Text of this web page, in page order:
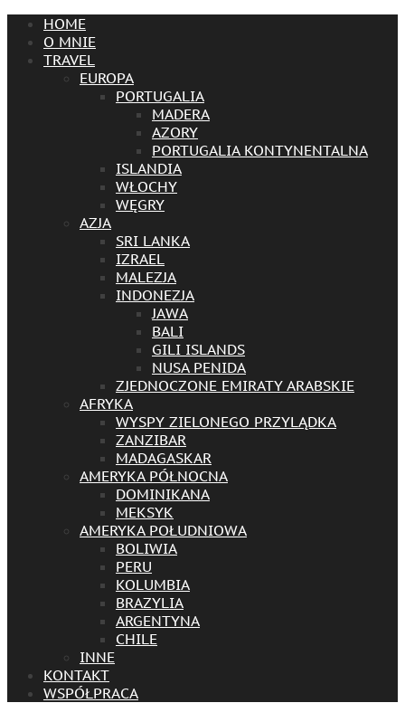
HOME
O MNIE
TRAVEL
EUROPA
PORTUGALIA
MADERA
AZORY
PORTUGALIA KONTYNENTALNA
ISLANDIA
WŁOCHY
WĘGRY
AZJA
SRI LANKA
IZRAEL
MALEZJA
INDONEZJA
JAWA
BALI
GILI ISLANDS
NUSA PENIDA
ZJEDNOCZONE EMIRATY ARABSKIE
AFRYKA
WYSPY ZIELONEGO PRZYLĄDKA
ZANZIBAR
MADAGASKAR
AMERYKA PÓŁNOCNA
DOMINIKANA
MEKSYK
AMERYKA POŁUDNIOWA
BOLIWIA
PERU
KOLUMBIA
BRAZYLIA
ARGENTYNA
CHILE
INNE
KONTAKT
WSPÓŁPRACA